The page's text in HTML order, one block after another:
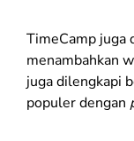
TimeCamp juga
menambahkan
juga dilengkapi
populer dengan